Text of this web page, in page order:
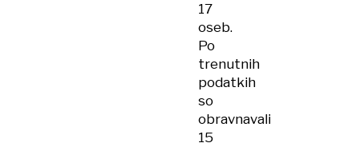
17
oseb.
Po
trenutnih
podatkih
so
obravnavali
15